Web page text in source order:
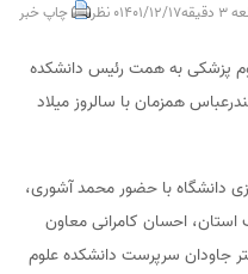
1401/12/170 نظر چاپ خبر
پزشکی به همت رئیس دانشکده
همزمان با سالروز میلاد
دانشگاه با حضور محمد آشوری،
احسان کامرانی معاون
جاودان سرپرست دانشکده علوم